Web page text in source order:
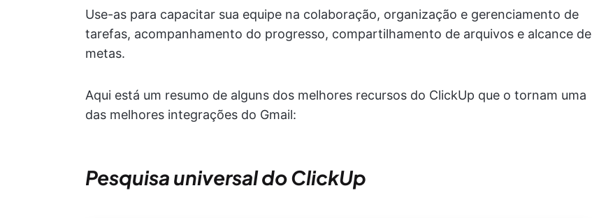
Use-as para capacitar sua equipe na colaboração, organização e gerenciamento de
tarefas, acompanhamento do progresso, compartilhamento de arquivos e alcance de
metas.
Aqui está um resumo de alguns dos melhores recursos do ClickUp que o tornam uma
das melhores integrações do Gmail:
Pesquisa universal do ClickUp